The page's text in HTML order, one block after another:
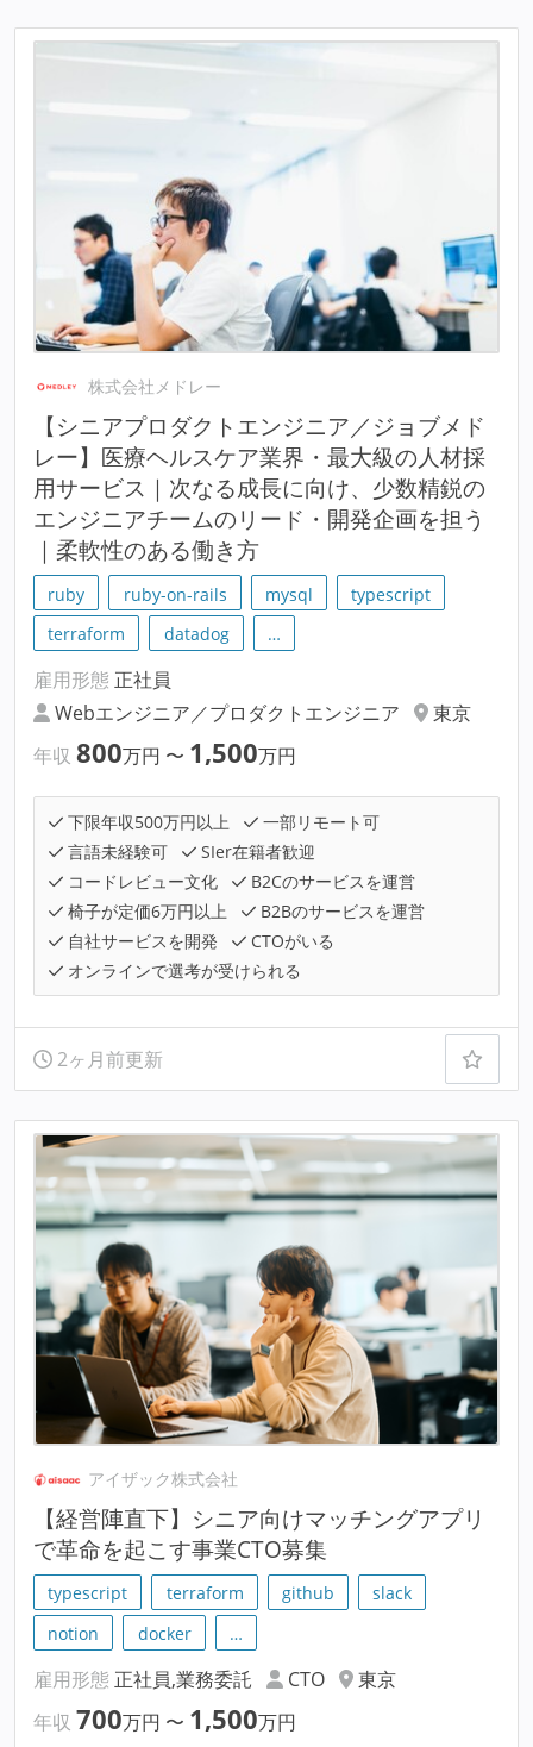
株式会社メドレー
【シニアプロダクトエンジニア／ジョブメド
レー】医療ヘルスケア業界・最大級の人材採
用サービス｜次なる成長に向け、少数精鋭の
エンジニアチームのリード・開発企画を担う
｜柔軟性のある働き方
ruby ruby-on-rails mysql
typescript
terraform
datadog …
雇用形態 正社員
Webエンジニア／プロダクトエンジニア
東京
年収 800万円 〜 1,500万円
下限年収500万円以上
一部リモート可
言語未経験可
SIer在籍者歓迎
コードレビュー文化
B2Cのサービスを運営
椅子が定価6万円以上
B2Bのサービスを運営
自社サービスを開発
CTOがいる
オンラインで選考が受けられる
2ヶ月前更新
アイザック株式会社
【経営陣直下】シニア向けマッチングアプリ
で革命を起こす事業CTO募集
typescript terraform github
slack
notion
docker …
雇用形態 正社員,業務委託 CTO
東京
年収 700万円 〜 1,500万円